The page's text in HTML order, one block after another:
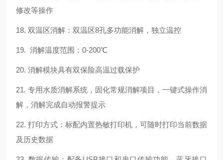
修改等操作
18. 双温区消解：双温区8孔多功能消解，独立温控
19. 消解温度范围：0-200℃
20. 消解模块具有双保险高温过载保护
21. 专用水质消解系统，固化常规消解项目，一键式操作消
解，消解完成自动报警提示
22. 打印方式：标配内置热敏打印机，可随时打印当前数据
及历史数据